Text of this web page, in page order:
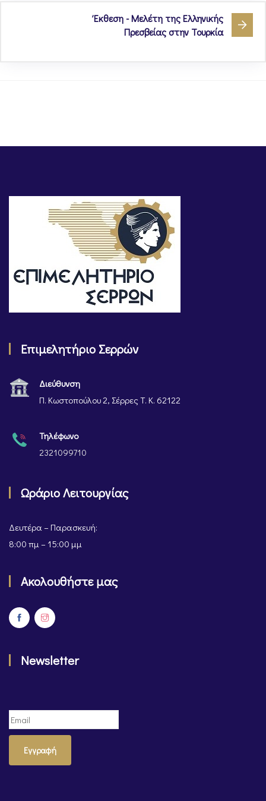
Έκθεση - Μελέτη της Ελληνικής
Πρεσβείας στην Τουρκία
Επιμελητήριο Σερρών
Διεύθυνση
Π. Κωστοπούλου 2, Σέρρες Τ. Κ. 62122
Τηλέφωνο
2321099710
Ωράριο Λειτουργίας
Δευτέρα – Παρασκευή:
8:00 πμ – 15:00 μμ
Ακολουθήστε μας
Newsletter
Εγγραφή